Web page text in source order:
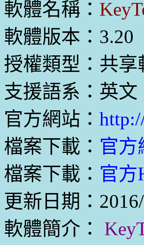
軟體名稱：
軟體版本：3.20
授權類型：共享
支援語系：英文
官方網站：
檔案下載： 官方
檔案下載： 官方
更新日期：
軟體簡介：